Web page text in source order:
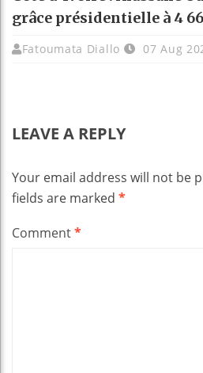
grâce présidentielle à 4
Fatoumata Diallo 07 Aug
LEAVE A REPLY
Your email address will not be
fields are marked *
Comment*